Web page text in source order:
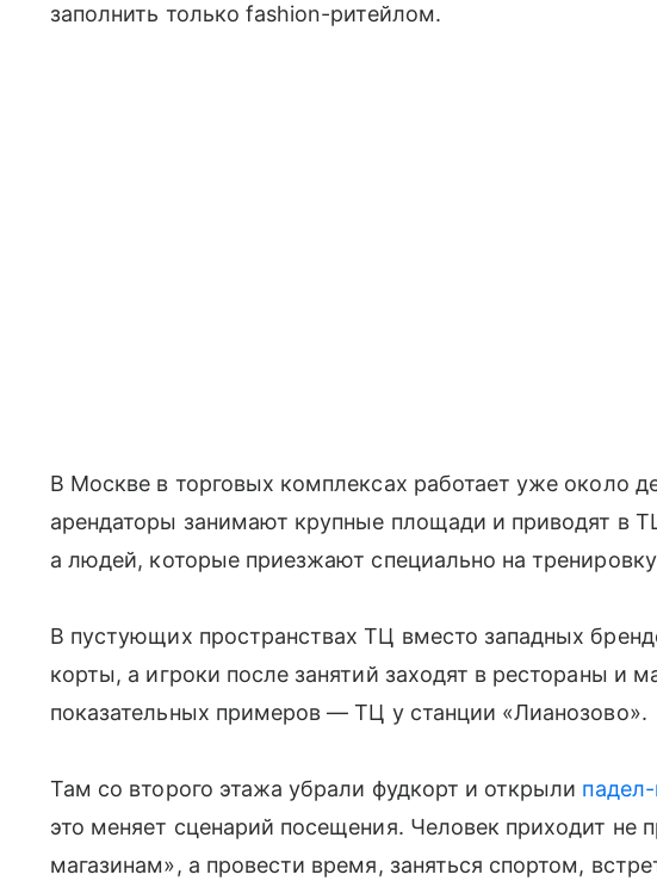
заполнить только fashion-ритейлом.
В Москве в торговых комплексах работает уже около
арендаторы занимают крупные площади и приводят в
а людей, которые приезжают специально на
В пустующих пространствах ТЦ вместо западных
корты, а игроки после занятий заходят в рестораны и
показательных примеров — ТЦ у станции «Лианозово».
Там со второго этажа убрали фудкорт и открыли
это меняет сценарий посещения. Человек приходит не
магазинам», а провести время, заняться спортом,